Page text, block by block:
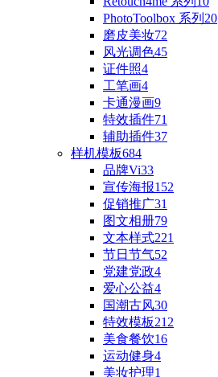
PhotoToolbox 系列 20
磨皮美妆72
风光调色45
证件照4
工笔画4
卡通漫画9
特效插件71
辅助插件37
样机模板684
品牌Vi33
宣传海报152
促销推广31
图文相册79
文本样式221
节日节气52
党建党政4
爱心公益4
国潮古风30
特效模板212
美食餐饮16
运动健身4
美妆护理1